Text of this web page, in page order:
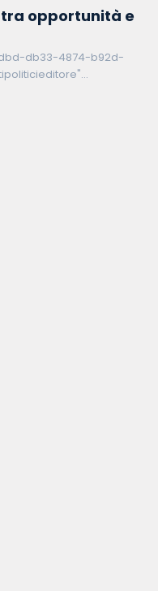
opportunità e
db33-4874-b92d-
a Roma,